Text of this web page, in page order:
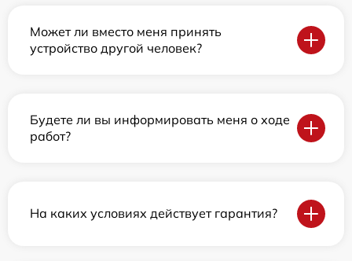
Может ли вместо меня принять
устройство другой человек?
Будете ли вы информировать меня о ходе
работ?
На каких условиях действует гарантия?